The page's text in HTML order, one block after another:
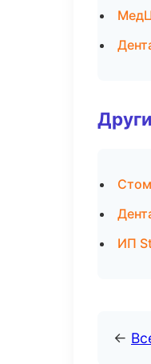
ИП
←